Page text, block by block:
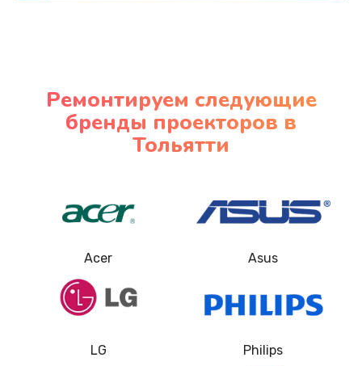
Ремонтируем следующие
бренды проекторов в
Тольятти
Acer Asus
LG Philips